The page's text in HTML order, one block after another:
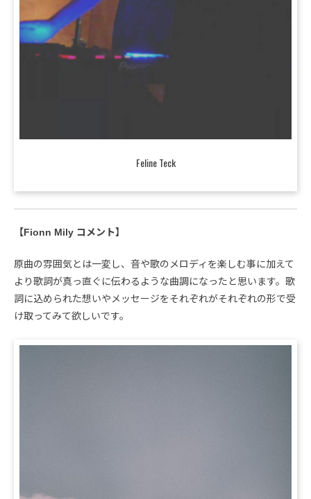
Feline Teck
【Fionn Mily コメント】
原曲の雰囲気とは一変し、音や歌のメロディを楽しむ事に加えて
より歌詞が真っ直ぐに伝わるような曲調になったと思います。歌
詞に込められた想いやメッセージをそれぞれがそれぞれの形で受
け取ってみて欲しいです。